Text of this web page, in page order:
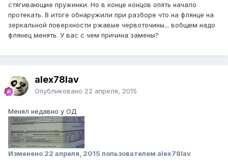
стягивающие пружинки. Но в конце концов опять начало
протекать. В итоге обнаружили при разборе что на флянце на
зеркальной поверхности ржавые червоточины... вобщем надо
флянец менять. У вас с чем причина замены?
alex78lav
Опубликовано 22 апреля, 2015
Менял недавно у ОД
Изменено 22 апреля, 2015 пользователем alex78lav